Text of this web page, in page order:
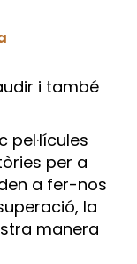
i també
pel·lícules
per a
a fer-nos
la
manera